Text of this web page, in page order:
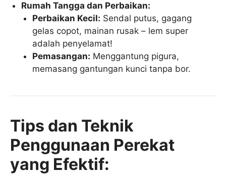
Rumah Tangga dan Perbaikan:
Perbaikan Kecil: Sendal putus, gagang
gelas copot, mainan rusak – lem super
adalah penyelamat!
Pemasangan: Menggantung pigura,
memasang gantungan kunci tanpa bor.
Tips dan Teknik
Penggunaan Perekat
yang Efektif: